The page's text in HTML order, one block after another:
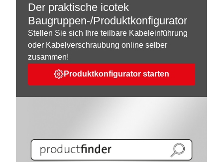
Der praktische icotek
Baugruppen-/Produktkonfigurator
Stellen Sie sich Ihre teilbare Kabeleinführung
oder Kabelverschraubung online selber
zusammen!
Produktkonfigurator starten